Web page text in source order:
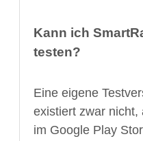
Kann ich
testen?
Eine eigene
existiert zwar nicht,
im Google Play